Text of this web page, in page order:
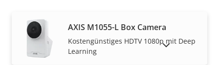
AXIS M1055-L Box Camera
Kostengünstiges HDTV 1080p mit Deep
Learning
AUSLAUFPRODUKTE ANZEIGEN